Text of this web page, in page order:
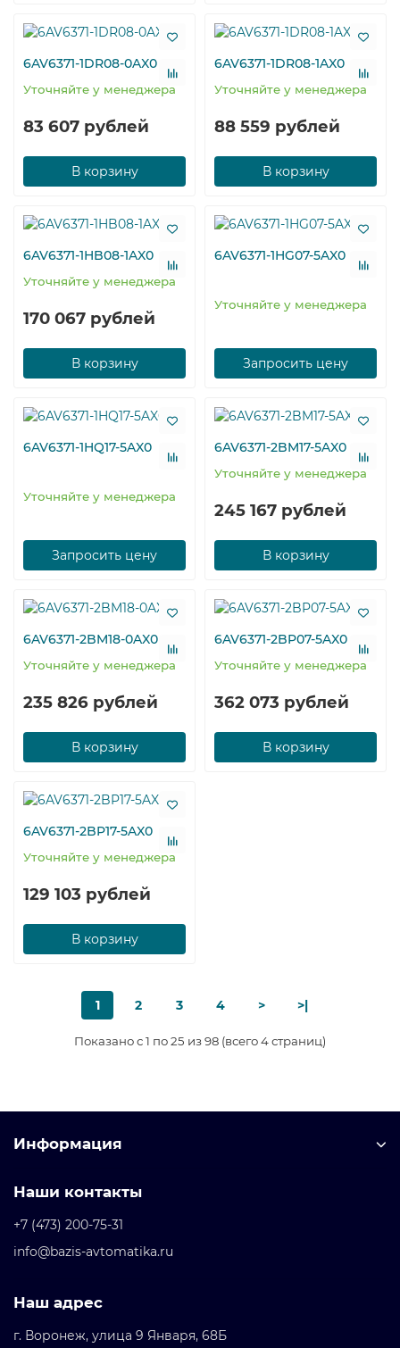
6AV6371-1DR08-0AX0
Уточняйте у менеджера
83 607 рублей
В корзину
6AV6371-1DR08-1AX0
Уточняйте у менеджера
88 559 рублей
В корзину
6AV6371-1HB08-1AX0
Уточняйте у менеджера
170 067 рублей
В корзину
6AV6371-1HG07-5AX0
Уточняйте у менеджера
Запросить цену
6AV6371-1HQ17-5AX0
Уточняйте у менеджера
Запросить цену
6AV6371-2BM17-5AX0
Уточняйте у менеджера
245 167 рублей
В корзину
6AV6371-2BM18-0AX0
Уточняйте у менеджера
235 826 рублей
В корзину
6AV6371-2BP07-5AX0
Уточняйте у менеджера
362 073 рублей
В корзину
6AV6371-2BP17-5AX0
Уточняйте у менеджера
129 103 рублей
В корзину
1 2 3 4 > >|
Показано с 1 по 25 из 98 (всего 4 страниц)
Информация
Наши контакты
+7 (473) 200-75-31
info@bazis-avtomatika.ru
Наш адрес
г. Воронеж, улица 9 Января, 68Б